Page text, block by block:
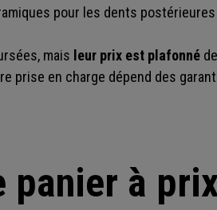
pour les dents
mais leur prix est plafonné
prise en charge dépend des
panier à